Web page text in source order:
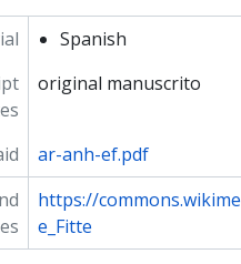
Spanish
original manuscrito
ar-anh-ef.pdf
https://
e_Fitte